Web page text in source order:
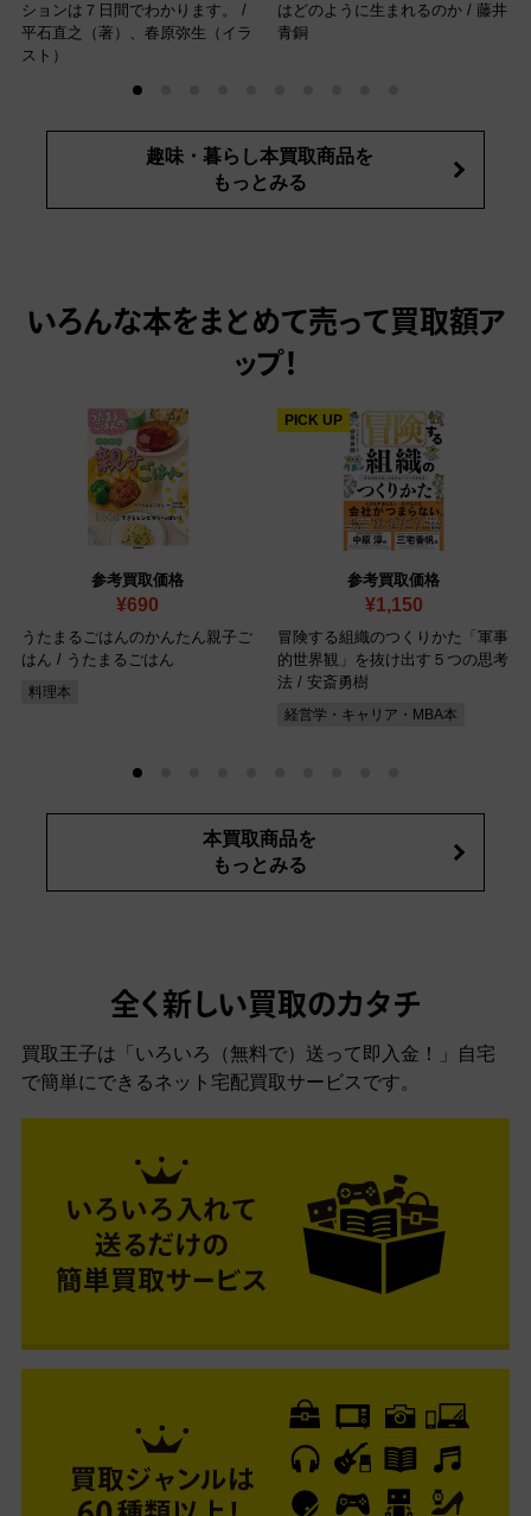
ションは７日間でわかります。 /
平石直之（著）、春原弥生（イラ
スト）
はどのように生まれるのか / 藤井
青銅
趣味・暮らし本買取商品を
もっとみる
いろんな本をまとめて売って買取額ア
ップ！
参考買取価格
¥690
うたまるごはんのかんたん親子ご
はん / うたまるごはん
料理本
参考買取価格
¥1,150
PICK UP
冒険する組織のつくりかた「軍事
的世界観」を抜け出す５つの思考
法 / 安斎勇樹
経営学・キャリア・MBA本
本買取商品を
もっとみる
全く新しい買取のカタチ
買取王子は「いろいろ（無料で）送って即入金！」自宅
で簡単にできるネット宅配買取サービスです。